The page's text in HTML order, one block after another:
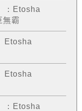
：Etosha
霸
Etosha
Etosha
：Etosha